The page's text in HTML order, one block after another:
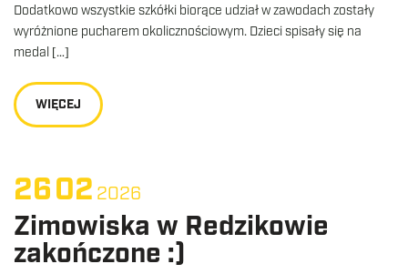
Dodatkowo wszystkie szkółki biorące udział w zawodach zostały
wyróżnione pucharem okolicznościowym. Dzieci spisały się na
medal […]
WIĘCEJ
2602 2026
Zimowiska w Redzikowie
zakończone :)